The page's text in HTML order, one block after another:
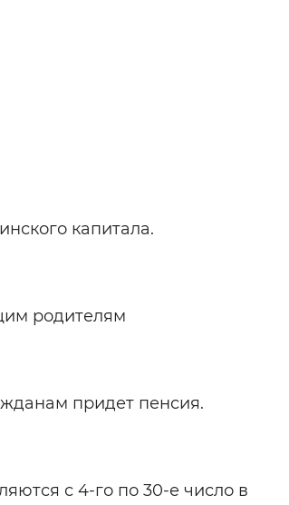
капитала.
родителям
придет пенсия.
с 4-го по 30-е число в